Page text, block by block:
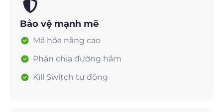
Bảo vệ mạnh mẽ
Mã hóa nâng cao
Phân chia đường hầm
Kill Switch tự động